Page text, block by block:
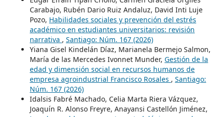
Carabajo, Rubén Dario Ruiz Andaluz, David Inti Luje
Pozo, Habilidades sociales y prevención del estrés
académico en estudiantes universitarios: revisión
narrativa , Santiago: Núm. 167 (2026)
Yiana Gisel Kindelán Díaz, Marianela Bermejo Salmon,
María de las Mercedes Ivonnet Munder, Gestión de la
edad y dimensión social en recursos humanos de
empresa agroindustrial Francisco Rosales , Santiago:
Núm. 167 (2026)
Idalsis Fabré Machado, Celia Marta Riera Vázquez,
Joaquín R. Alonso Freyre, Anayansi Castellón Jiménez,